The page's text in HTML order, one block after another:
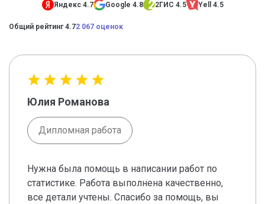
Яндекс 4.7 Google 4.8 2ГИС 4.5 Yell 4.5
Общий рейтинг 4.72 067 оценок
Юлия Романова
Дипломная работа
Нужна была помощь в написании работ по
статистике. Работа выполнена качественно,
все детали учтены. Спасибо за помощь, вы